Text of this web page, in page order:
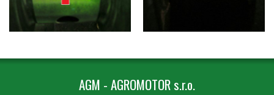
AGM - AGROMOTOR s.r.o.